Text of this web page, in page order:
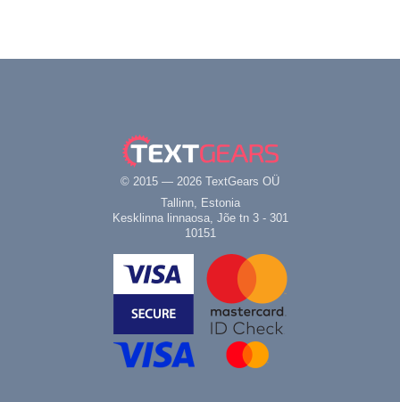
© 2015 — 2026 TextGears OÜ
Tallinn, Estonia
Kesklinna linnaosa, Jõe tn 3 - 301
10151